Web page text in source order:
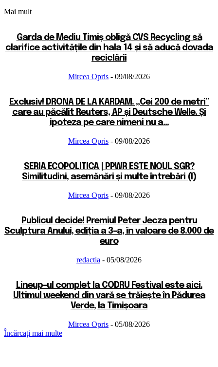
Mai mult
Garda de Mediu Timiș obligă CVS Recycling să
clarifice activitățile din hala 14 și să aducă dovada
reciclării
Mircea Opris - 09/08/2026
Exclusiv! DRONA DE LA KARDAM. „Cei 200 de metri”
care au păcălit Reuters, AP și Deutsche Welle. Și
ipoteza pe care nimeni nu a...
Mircea Opris - 09/08/2026
SERIA ECOPOLITICA | PPWR ESTE NOUL SGR?
Similitudini, asemănări și multe întrebări (I)
Mircea Opris - 09/08/2026
Publicul decide! Premiul Peter Jecza pentru
Sculptura Anului, ediția a 3-a, în valoare de 8.000 de
euro
redactia - 05/08/2026
Lineup-ul complet la CODRU Festival este aici.
Ultimul weekend din vară se trăiește în Pădurea
Verde, la Timișoara
Mircea Opris - 05/08/2026
Încărcați mai multe